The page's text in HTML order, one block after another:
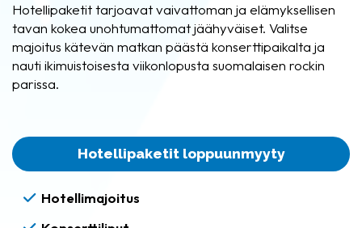
Hotellipaketit tarjoavat vaivattoman ja elämyksellisen
tavan kokea unohtumattomat jäähyväiset. Valitse
majoitus kätevän matkan päästä konserttipaikalta ja
nauti ikimuistoisesta viikonlopusta suomalaisen rockin
parissa.
Hotellipaketit loppuunmyyty
Hotellimajoitus